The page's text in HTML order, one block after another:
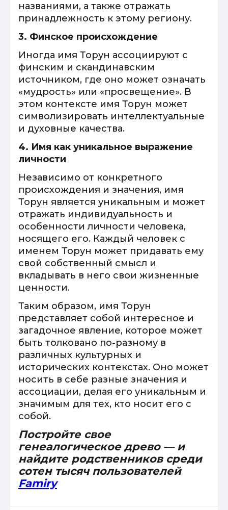
названиями, а также отражать
принадлежность к этому региону.
3. Финское происхождение
Иногда имя Торун ассоциируют с
финским и скандинавским
источником, где оно может означать
«мудрость» или «просвещение». В
этом контексте имя Торун может
символизировать интеллектуальные
и духовные качества.
4. Имя как уникальное выражение
личности
Независимо от конкретного
происхождения и значения, имя
Торун является уникальным и может
отражать индивидуальность и
особенности личности человека,
носящего его. Каждый человек с
именем Торун может придавать ему
свой собственный смысл и
вкладывать в него свои жизненные
ценности.
Таким образом, имя Торун
представляет собой интересное и
загадочное явление, которое может
быть толковано по-разному в
различных культурных и
исторических контекстах. Оно может
носить в себе разные значения и
ассоциации, делая его уникальным и
значимым для тех, кто носит его с
собой.
Постройте свое
генеалогическое древо — и
найдите родственников среди
сотен тысяч пользователей
Famiry